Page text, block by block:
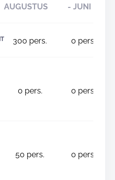
AUGUSTUS
- JUNI
300 pers. 0 pers.
0 pers. 0 pers.
50 pers. 0 pers.